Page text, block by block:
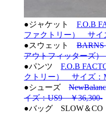
●ジャケット F.O.B
ファクトリー） サイ
●スウェット BARNS
アウトフィッターズ
●パンツ F.O.B
クトリー） サイズ
●シューズ
イズ：US9 ￥36,300-
●バッグ SLOW＆